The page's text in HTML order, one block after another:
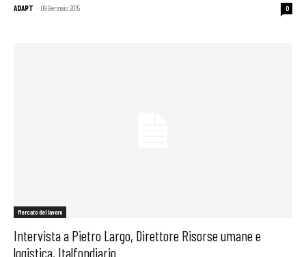
ADAPT - 09 Gennaio 2015 0
Mercato del lavoro
Intervista a Pietro Largo, Direttore Risorse umane e
logistica, Italfondiario